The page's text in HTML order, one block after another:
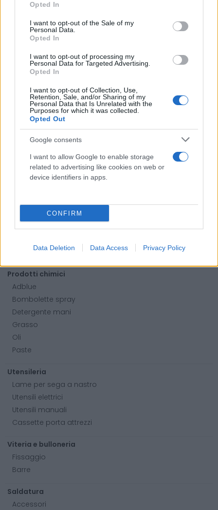
use your data for below specified purposes in below Google
consent section.
Opted In
I want to opt-out of the Sale of my
Personal Data.
Opted In
I want to opt-out of processing my
Personal Data for Targeted Advertising.
Opted In
I want to opt-out of Collection, Use,
Retention, Sale, and/or Sharing of my
Personal Data that Is Unrelated with the
Purposes for which it was collected.
Opted Out
Google consents
I want to allow Google to enable storage
related to advertising like cookies on web or
device identifiers in apps.
CONFIRM
Data Deletion Data Access Privacy Policy
Categorie
Abrasivi
I prodotti abrasivi
Antincendio
Estintori
Valige pronto soccorso
Abbigliamento
Guanti
Abbigliamento alta visibilità
Prodotti chimici
Adblue
Bombolette spray
Detergente mani
Grasso
Oli
Paste
Utensileria
Lame per sega a nastro
Utensili elettrici
Utensili manuali
Cassette porta attrezzi
Viteria e bulloneria
Fissaggio
Barre
Saldatura
Accessori